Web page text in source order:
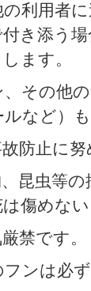
利用者
き添う
ます。
その他
ルなど）
防止に
昆虫等
は傷めな
禁です。
フンは必